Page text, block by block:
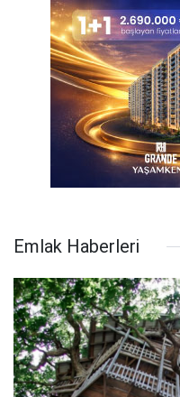
Emlak Haberleri